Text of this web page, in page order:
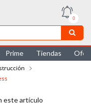
0
Prime Tiendas
este artículo